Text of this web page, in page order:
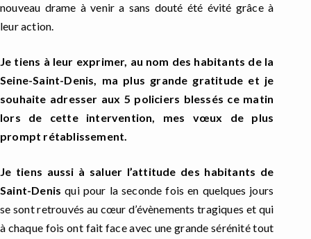
nouveau drame à venir a sans douté été évité grâce à
leur action.
Je tiens à leur exprimer, au nom des habitants de la
Seine-Saint-Denis, ma plus grande gratitude et je
souhaite adresser aux 5 policiers blessés ce matin
lors de cette intervention, mes vœux de plus
prompt rétablissement.
Je tiens aussi à saluer l’attitude des habitants de
Saint-Denis qui pour la seconde fois en quelques jours
se sont retrouvés au cœur d’évènements tragiques et qui
à chaque fois ont fait face avec une grande sérénité tout